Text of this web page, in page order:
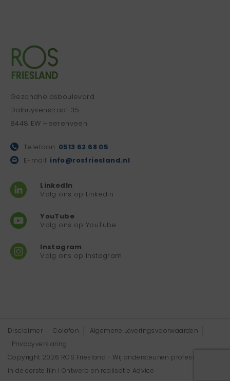
Gezondheidsboulevard
Dalhuysenstraat 35
8448 EW Heerenveen
Telefoon: 0513 62 68 05
E-mail: info@rosfriesland.nl
LinkedIn
Volg ons op Linkedin
YouTube
Volg ons op YouTube
Instagram
Volg ons op Instagram
Disclaimer Colofon
Algemene Leveringsvoorwaarden
Privacyverklaring
Copyright 2026 ROS Friesland - Wij ondersteunen professionals
in de eerste lijn | Ontwerp en realisatie Advice